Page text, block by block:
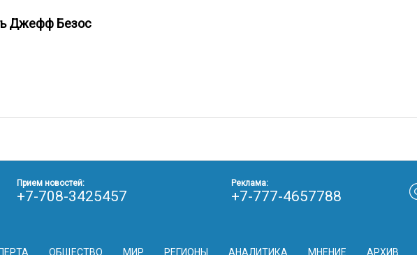
Джефф Безос
ОБЩЕСТВО МИР РЕГИОНЫ АНАЛИТИКА МНЕНИЕ АРХИВ
Прием новостей:
+7-708-3425457
Реклама:
+7-777-4657788